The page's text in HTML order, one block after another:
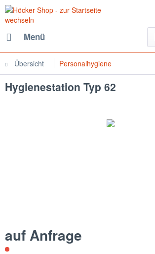
Menü
Übersicht Personalhygiene
Hygienestation Typ 62
auf Anfrage